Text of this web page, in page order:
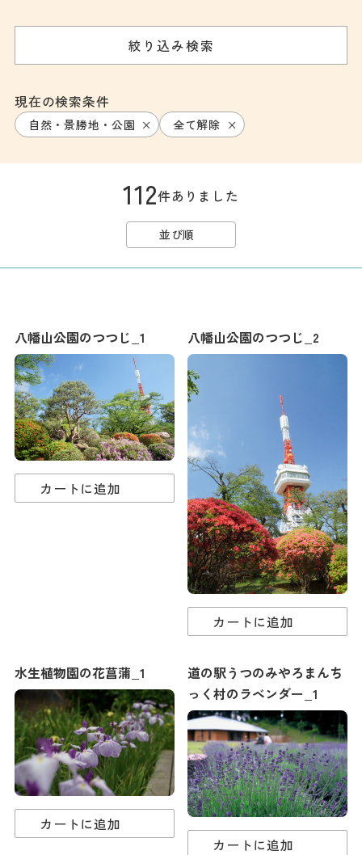
絞り込み検索
現在の検索条件
自然・景勝地・公園 全て解除
112件ありました
並び順
八幡山公園のつつじ_1
カートに追加
八幡山公園のつつじ_2
カートに追加
水生植物園の花菖蒲_1
カートに追加
道の駅うつのみやろまんち
っく村のラベンダー_1
カートに追加
撮影支援・
フィルムコミ
Languag
e
フォトダウン
ロード
お問い合わせ